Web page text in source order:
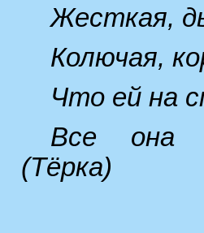
Жесткая,
Колючая,
Что ей на
Все она
(Тёрка)